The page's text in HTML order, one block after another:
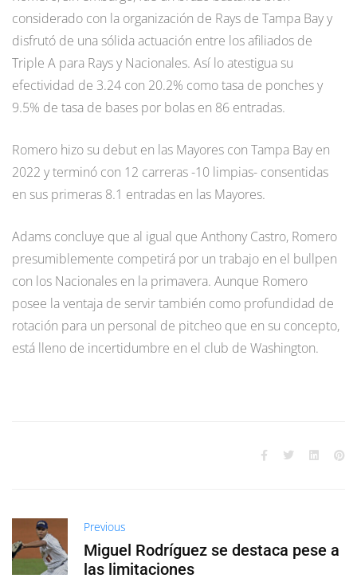
considerado con la organización de Rays de Tampa Bay y
disfrutó de una sólida actuación entre los afiliados de
Triple A para Rays y Nacionales. Así lo atestigua su
efectividad de 3.24 con 20.2% como tasa de ponches y
9.5% de tasa de bases por bolas en 86 entradas.
Romero hizo su debut en las Mayores con Tampa Bay en
2022 y terminó con 12 carreras -10 limpias- consentidas
en sus primeras 8.1 entradas en las Mayores.
Adams concluye que al igual que Anthony Castro, Romero
presumiblemente competirá por un trabajo en el bullpen
con los Nacionales en la primavera. Aunque Romero
posee la ventaja de servir también como profundidad de
rotación para un personal de pitcheo que en su concepto,
está lleno de incertidumbre en el club de Washington.
Previous
Miguel Rodríguez se destaca pese a
las limitaciones